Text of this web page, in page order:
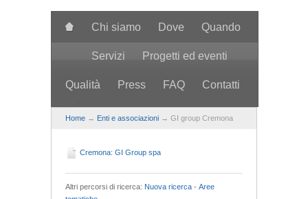
Chi siamo Dove Quando
Servizi Progetti ed eventi
Qualità Press FAQ Contatti
Home → Enti e associazioni → GI group Cremona
Cremona: GI Group spa
Altri percorsi di ricerca: Nuova ricerca - Aree